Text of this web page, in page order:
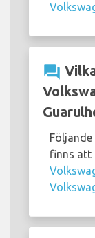
question_answer
finns att